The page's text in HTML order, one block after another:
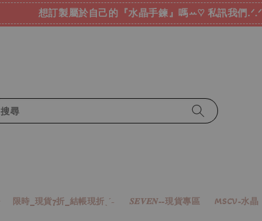
想訂製屬於自己的『水晶手鍊』嗎ꕀ♡ 私訊我們.ᐟ.ᐟ
搜尋
限時_現貨7折_結帳現折ˎˊ˗ 𝑺𝑬𝑽𝑬𝑵--現貨專區 MSCV-水晶